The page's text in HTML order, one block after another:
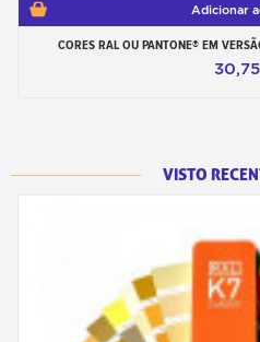
Adicionar
CORES RAL OU PANTONE® EM
VISTO